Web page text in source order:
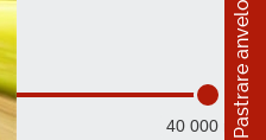
Pastrare anvelope
40 000 mdl